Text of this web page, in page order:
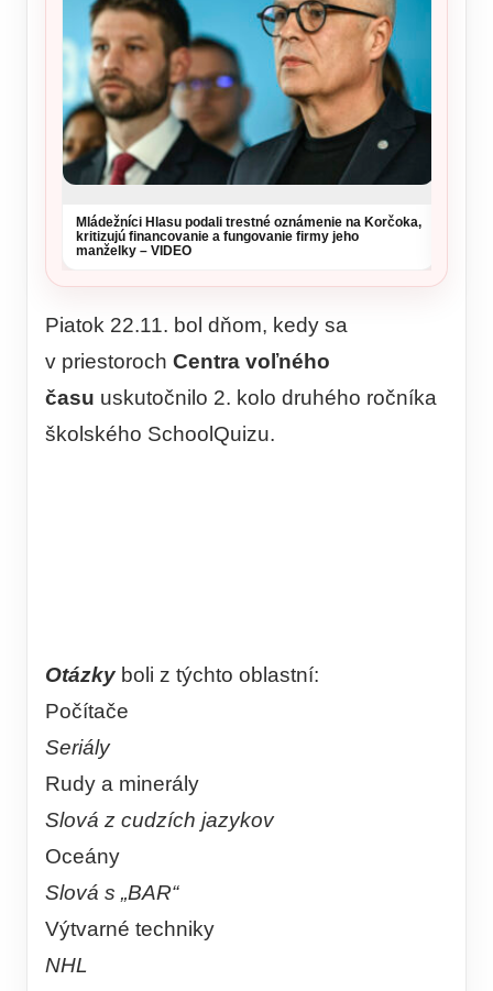
Mládežníci Hlasu podali trestné oznámenie na Korčoka,
kritizujú financovanie a fungovanie firmy jeho
manželky – VIDEO
Piatok 22.11. bol dňom, kedy sa
v priestoroch Centra voľného
času uskutočnilo 2. kolo druhého ročníka
školského SchoolQuizu.
Otázky boli z týchto oblastní:
Počítače
Seriály
Rudy a minerály
Slová z cudzích jazykov
Oceány
Slová s „BAR“
Výtvarné techniky
NHL